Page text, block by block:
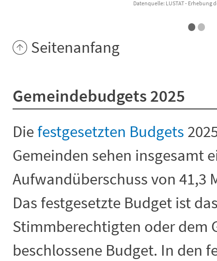
Datenquelle: LUSTAT - Erhebung
••
Seitenanfang
Gemeindebudgets 2025
Die festgesetzten Budgets
Gemeinden sehen insgesamt
Aufwandüberschuss von 41,3
Das festgesetzte Budget ist
Stimmberechtigten oder dem
beschlossene Budget. In den